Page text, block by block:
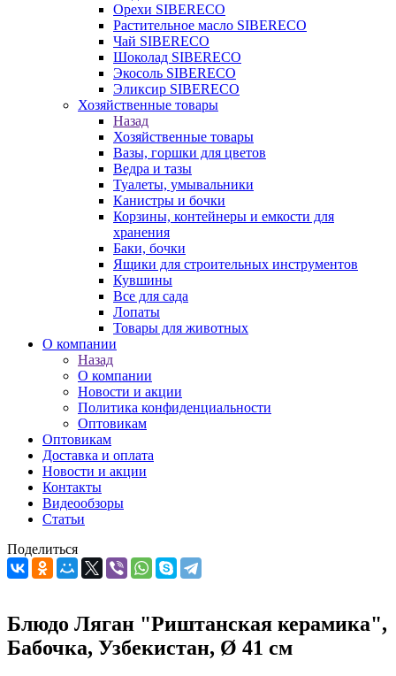
Орехи SIBERECO
Растительное масло SIBERECO
Чай SIBERECO
Шоколад SIBERECO
Экосоль SIBERECO
Эликсир SIBERECO
Хозяйственные товары
Назад
Хозяйственные товары
Вазы, горшки для цветов
Ведра и тазы
Туалеты, умывальники
Канистры и бочки
Корзины, контейнеры и емкости для
хранения
Баки, бочки
Ящики для строительных инструментов
Кувшины
Все для сада
Лопаты
Товары для животных
О компании
Назад
О компании
Новости и акции
Политика конфиденциальности
Оптовикам
Оптовикам
Доставка и оплата
Новости и акции
Контакты
Видеообзоры
Статьи
Поделиться
Блюдо Ляган "Риштанская керамика",
Бабочка, Узбекистан, Ø 41 см